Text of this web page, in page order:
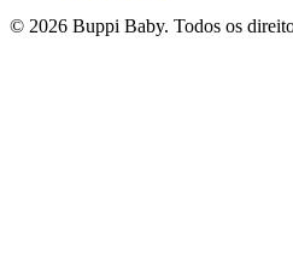
© 2026 Buppi Baby. Todos os